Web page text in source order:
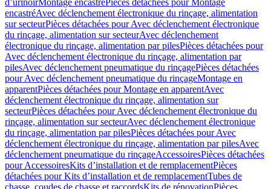
dʼurinoirMontage encastréPièces détachées pour Montage
encastréAvec déclenchement électronique du rinçage, alimentation
sur secteurPièces détachées pour Avec déclenchement électronique
du rinçage, alimentation sur secteurAvec déclenchement
électronique du rinçage, alimentation par pilesPièces détachées pour
Avec déclenchement électronique du rinçage, alimentation par
pilesAvec déclenchement pneumatique du rinçagePièces détachées
pour Avec déclenchement pneumatique du rinçageMontage en
apparentPièces détachées pour Montage en apparentAvec
déclenchement électronique du rinçage, alimentation sur
secteurPièces détachées pour Avec déclenchement électronique du
rinçage, alimentation sur secteurAvec déclenchement électronique
du rinçage, alimentation par pilesPièces détachées pour Avec
déclenchement électronique du rinçage, alimentation par pilesAvec
déclenchement pneumatique du rinçageAccessoiresPièces détachées
pour AccessoiresKits d’installation et de remplacementPièces
détachées pour Kits d’installation et de remplacementTubes de
chasse, coudes de chasse et raccordsKits de rénovationPièces